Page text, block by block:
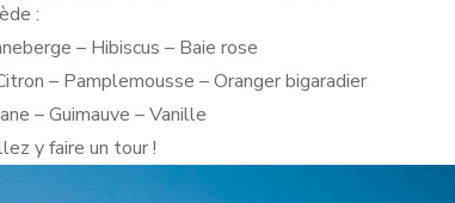
:
– Hibiscus – Baie rose
– Pamplemousse – Oranger bigaradier
– Guimauve – Vanille
y faire un tour !